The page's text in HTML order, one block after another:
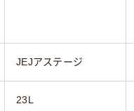
JEJアステージ
23L